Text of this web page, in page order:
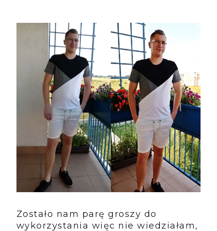
Zostało nam parę groszy do
wykorzystania więc nie wiedziałam,